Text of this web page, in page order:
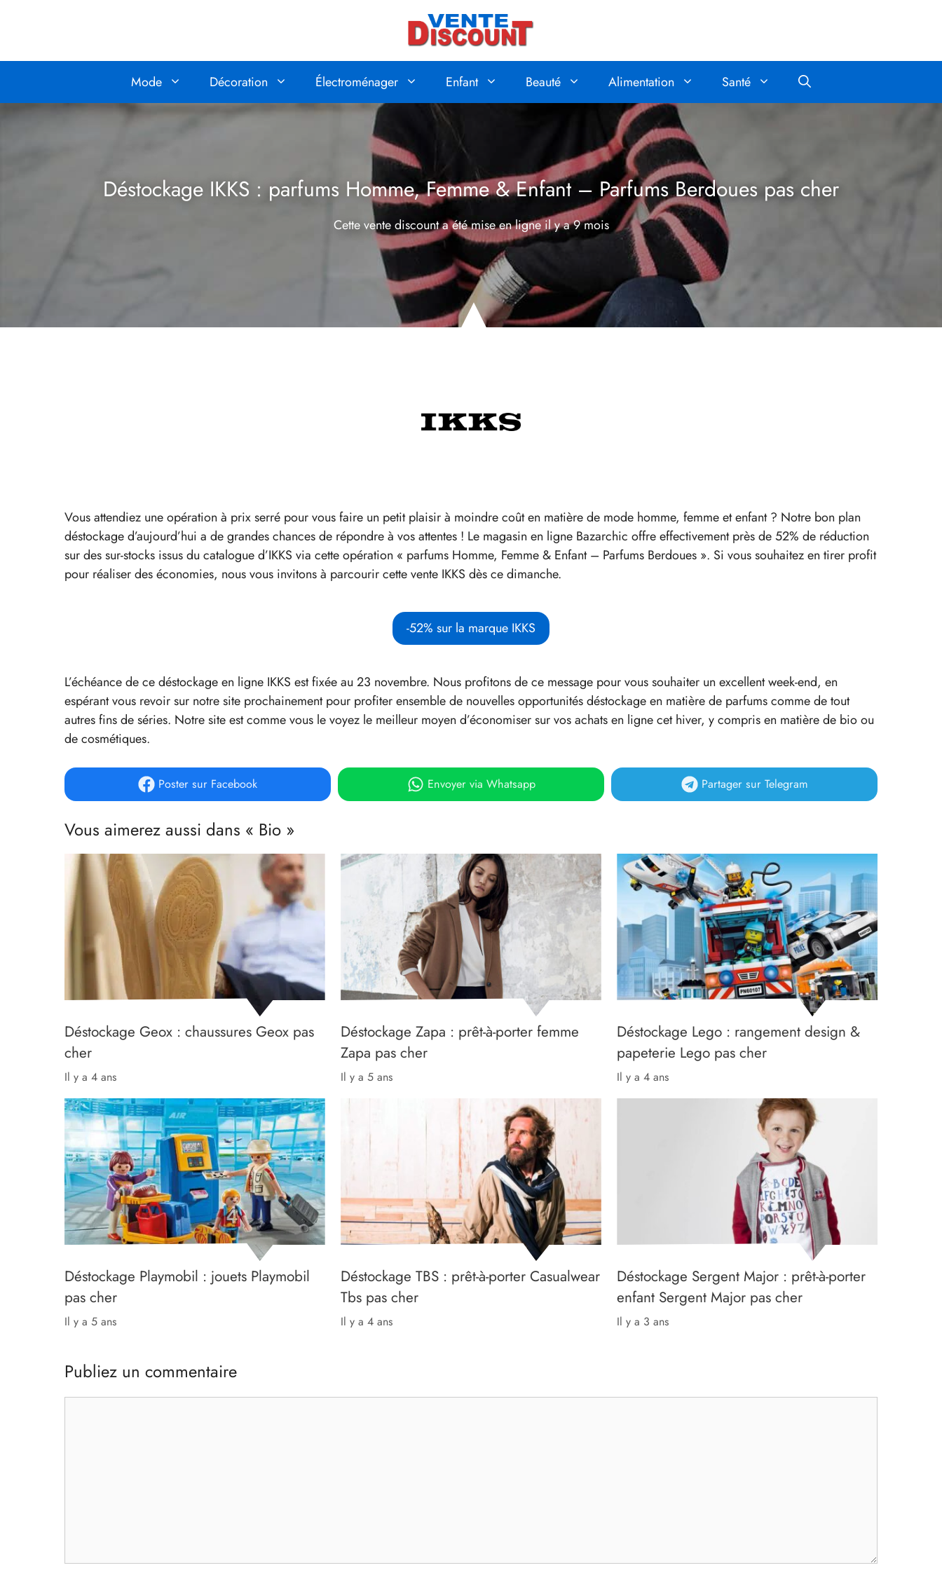
Mode
Décoration Électroménager Enfant Beauté Alimentation Santé
Déstockage IKKS : parfums Homme, Femme & Enfant – Parfums Berdoues pas cher
Cette vente discount a été mise en ligneil y a 9 mois
Vous attendiez une opération à prix serré pour vous faire un petit plaisir à moindre coût en matière de mode homme, femme et enfant ? Notre bon plan
déstockage d’aujourd’hui a de grandes chances de répondre à vos attentes ! Le magasin en ligne Bazarchic offre effectivement près de 52% de réduction
sur des sur-stocks issus du catalogue d’IKKS via cette opération « parfums Homme, Femme & Enfant – Parfums Berdoues ». Si vous souhaitez en tirer profit
pour réaliser des économies, nous vous invitons à parcourir cette vente IKKS dès ce dimanche.
-52% sur la marque IKKS
L’échéance de ce déstockage en ligne IKKS est fixée au 23 novembre. Nous profitons de ce message pour vous souhaiter un excellent week-end, en
espérant vous revoir sur notre site prochainement pour profiter ensemble de nouvelles opportunités déstockage en matière de parfums comme de tout
autres fins de séries. Notre site est comme vous le voyez le meilleur moyen d’économiser sur vos achats en ligne cet hiver, y compris en matière de bio ou
de cosmétiques.
Poster sur Facebook Envoyervia Whatsapp Partagersur Telegram
Vous aimerez aussi dans « Bio »
Déstockage Geox : chaussures Geox pas
cher
il y a 4 ans
Déstockage Zapa : prêt-à-porter femme
Zapa pas cher
il y a 5 ans
Déstockage Lego : rangement design &
papeterie Lego pas cher
il y a 4 ans
Déstockage Playmobil : jouets Playmobil
pas cher
il y a 5 ans
Déstockage TBS : prêt-à-porter Casualwear
Tbs pas cher
il y a 4 ans
Déstockage Sergent Major : prêt-à-porter
enfant Sergent Major pas cher
il y a 3 ans
Publiez un commentaire